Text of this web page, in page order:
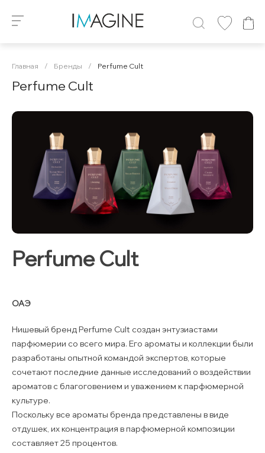
Главная / Бренды / Perfume Cult
Perfume Cult
Perfume Cult
ОАЭ
Нишевый бренд Perfume Cult создан энтузиастами
парфюмерии со всего мира. Его ароматы и коллекции были
разработаны опытной командой экспертов, которые
сочетают последние данные исследований о воздействии
ароматов с благоговением и уважением к парфюмерной
культуре.
Поскольку все ароматы бренда представлены в виде
отдушек, их концентрация в парфюмерной композиции
составляет 25 процентов.